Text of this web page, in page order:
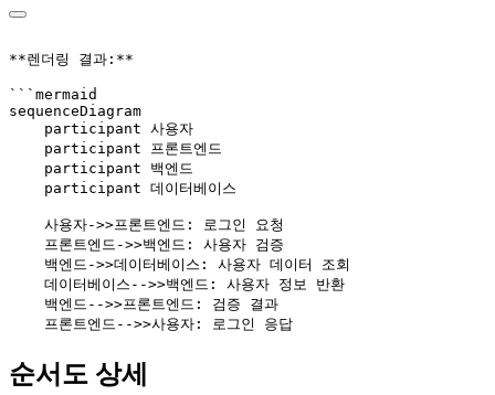
**렌더링 결과:**
```mermaid
sequenceDiagram
    participant 사용자
    participant 프론트엔드
    participant 백엔드
    participant 데이터베이스
    사용자->>프론트엔드: 로그인 요청
    프론트엔드->>백엔드: 사용자 검증
    백엔드->>데이터베이스: 사용자 데이터 조회
    데이터베이스-->>백엔드: 사용자 정보 반환
    백엔드-->>프론트엔드: 검증 결과
    프론트엔드-->>사용자: 로그인 응답
순서도 상세